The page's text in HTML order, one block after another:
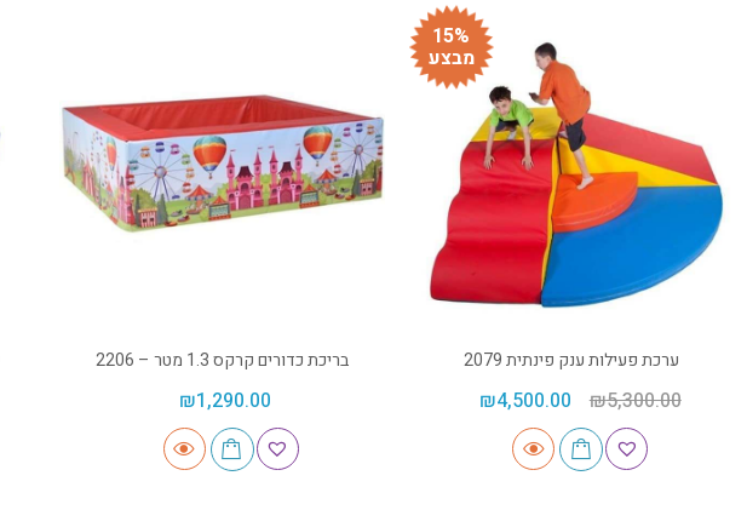
15%
מבצע
ערכת פעילות ענק פינתית 2079
₪5,300.00
₪4,500.00
בריכת כדורים קרקס 1.3 מטר – 2206
₪1,290.00